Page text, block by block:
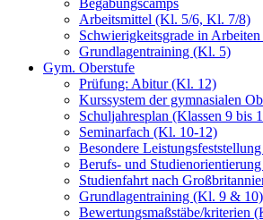
Arbeitsmittel (Kl. 5/6, Kl. 7/8)
Schwierigkeitsgrade in
Grundlagentraining (Kl. 5)
Gym. Oberstufe
Prüfung: Abitur (Kl. 12)
Kurssystem der gymnasialen
Schuljahresplan (Klassen 9 bis
Seminarfach (Kl. 10-12)
Besondere
Berufs- und
Studienfahrt nach
Grundlagentraining (Kl. 9 & 10)
Bewertungsmaßstäbe/kriterien